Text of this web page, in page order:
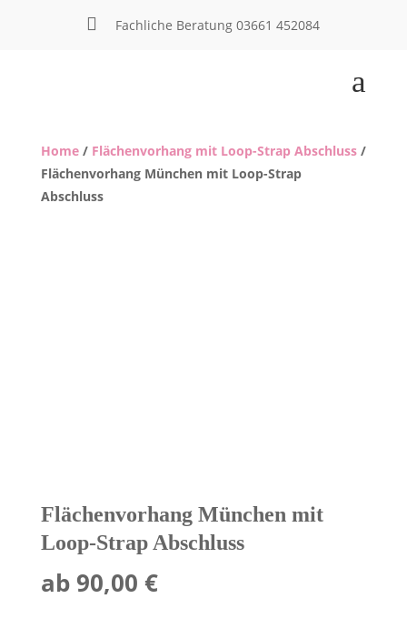
 Fachliche Beratung03661 452084
a
Home/ Flächenvorhang mit Loop-Strap Abschluss/
Flächenvorhang München mit Loop-Strap
Abschluss
Flächenvorhang München mit
Loop-Strap Abschluss
ab 90,00 €